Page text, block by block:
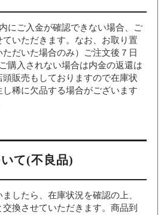
にご入金が確認できない場合、ご
いただきます。なお、お取り置
だいた場合のみ）ご注文後７日
購入されない場合は内金の返還は
販売もしておりますので在庫状
稀に欠品する場合がございます
て(不良品)
したら、在庫状況を確認の上、
換させていただきます。商品到